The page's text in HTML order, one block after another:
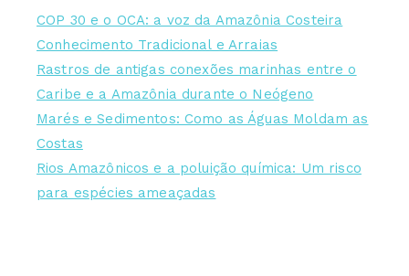
r
i
a
s
COP 30 e o OCA: a voz da Amazônia Costeira
Conhecimento Tradicional e Arraias
Rastros de antigas conexões marinhas entre o
Caribe e a Amazônia durante o Neógeno
Marés e Sedimentos: Como as Águas Moldam as
Costas
Rios Amazônicos e a poluição química: Um risco
para espécies ameaçadas